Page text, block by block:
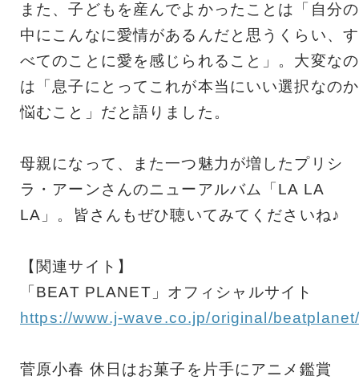
また、子どもを産んでよかったことは「自分の
中にこんなに愛情があるんだと思うくらい、す
べてのことに愛を感じられること」。大変なの
は「息子にとってこれが本当にいい選択なのか
悩むこと」だと語りました。
母親になって、また一つ魅力が増したプリシ
ラ・アーンさんのニューアルバム「LA LA
LA」。皆さんもぜひ聴いてみてくださいね♪
【関連サイト】
「BEAT PLANET」オフィシャルサイト
https://www.j-wave.co.jp/original/
菅原小春 休日はお菓子を片手にアニメ鑑賞